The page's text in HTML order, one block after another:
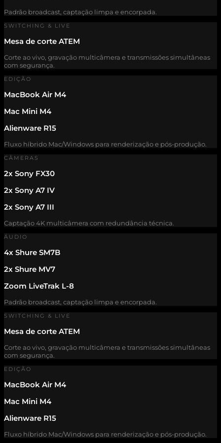
Padrão broadcast, captação limpa e encorpada.
SWITCHING & LIVE
Mesa de corte ATEM
Corte ao vivo, gravação multicâmera e transmissões simultâneas
com segurança.
EDIÇÃO
MacBook Air M4
Mac Mini M4
Alienware R15
Fluxo híbrido Mac/Windows para renderização e pós-produção.
CÂMERAS
2x Sony FX30
2x Sony A7 IV
2x Sony A7 III
Captação 4K multicâmera com redundância técnica.
ÁUDIO
4x Shure SM7B
2x Shure MV7
Zoom LiveTrak L-8
Padrão broadcast, captação limpa e encorpada.
SWITCHING & LIVE
Mesa de corte ATEM
Corte ao vivo, gravação multicâmera e transmissões simultâneas
com segurança.
EDIÇÃO
MacBook Air M4
Mac Mini M4
Alienware R15
Fluxo híbrido Mac/Windows para renderização e pós-produção.